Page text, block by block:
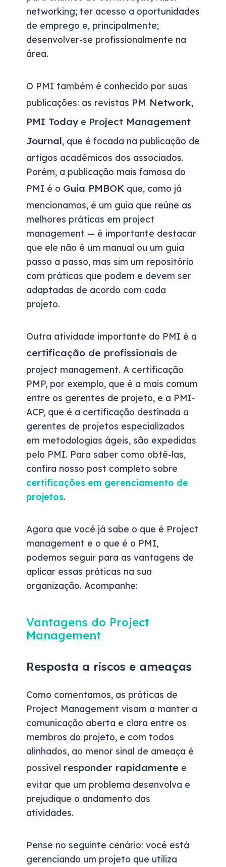
networking; ter acesso a oportunidades
de emprego e, principalmente;
desenvolver-se profissionalmente na
área.
O PMI também é conhecido por suas
publicações: as revistas PM Network,
PMI Today e Project Management
Journal, que é focada na publicação de
artigos acadêmicos dos associados.
Porém, a publicação mais famosa do
PMI é o Guia PMBOK que, como já
mencionamos, é um guia que reúne as
melhores práticas em project
management — é importante destacar
que ele não é um manual ou um guia
passo a passo, mas sim um repositório
com práticas que podem e devem ser
adaptadas de acordo com cada
projeto.
Outra atividade importante do PMI é a
certificação de profissionais de
project management. A certificação
PMP, por exemplo, que é a mais comum
entre os gerentes de projeto, e a PMI-
ACP, que é a certificação destinada a
gerentes de projetos especializados
em metodologias ágeis, são expedidas
pelo PMI. Para saber como obtê-las,
confira nosso post completo sobre
certificações em gerenciamento de
projetos.
Agora que você já sabe o que é Project
management e o que é o PMI,
podemos seguir para as vantagens de
aplicar essas práticas na sua
organização. Acompanhe:
Vantagens do Project
Management
Resposta a riscos e ameaças
Como comentamos, as práticas de
Project Management visam a manter a
comunicação aberta e clara entre os
membros do projeto, e com todos
alinhados, ao menor sinal de ameaça é
possível responder rapidamente e
evitar que um problema desenvolva e
prejudique o andamento das
atividades.
Pense no seguinte cenário: você está
gerenciando um projeto que utiliza